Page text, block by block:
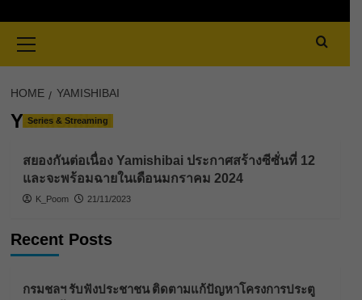
Menu
HOME YAMISHIBAI
Yamishibai
Series & Streaming
สยองกันต่อเนื่อง Yamishibai ประกาศสร้างซีซั่นที่ 12
และจะพร้อมฉายในเดือนมกราคม 2024
K_Poom 21/11/2023
Recent Posts
กรมชลฯ รับฟังประชาชน ติดตามแก้ปัญหาโครงการประตู